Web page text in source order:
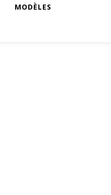
MODÈLES